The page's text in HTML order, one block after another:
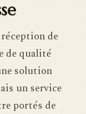
de
de qualité
solution
un service
portés de